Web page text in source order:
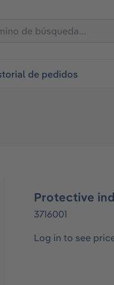
de pedidos
Protective
3716001
Log in to see